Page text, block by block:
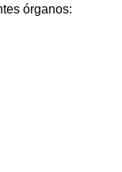
órganos: